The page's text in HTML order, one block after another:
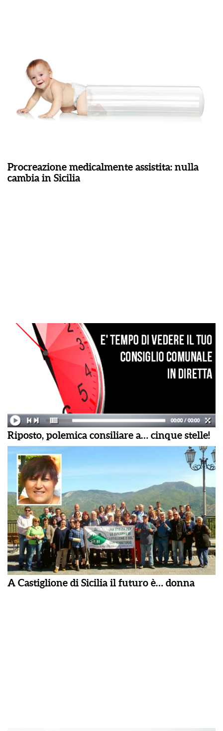
Procreazione medicalmente assistita: nulla
cambia in Sicilia
Riposto, polemica consiliare a… cinque stelle!
A Castiglione di Sicilia il futuro è… donna